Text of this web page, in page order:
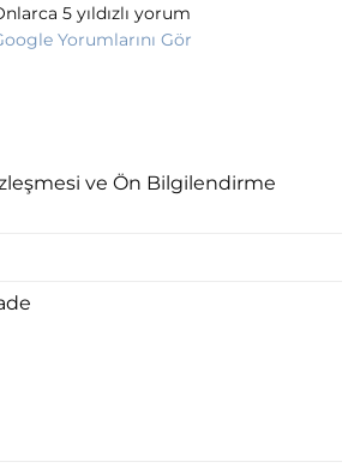
5 yıldızlı yorum
Yorumlarını Gör
ve Ön Bilgilendirme